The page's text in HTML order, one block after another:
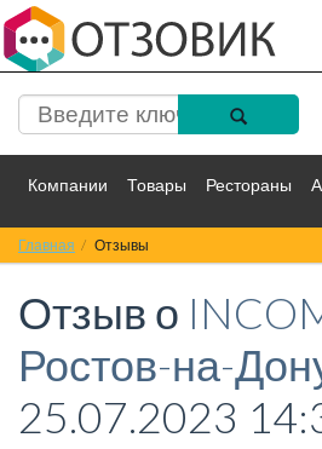
Компании Товары Рестораны
Спорт Фильмы
Красота Здоровье Остальное
Главная Отзывы
Отзыв о
Ростов-на-
25.07.2023